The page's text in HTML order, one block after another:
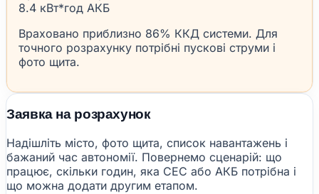
8.4 кВт*год АКБ
Враховано приблизно 86% ККД системи. Для
точного розрахунку потрібні пускові струми і
фото щита.
Заявка на розрахунок
Надішліть місто, фото щита, список навантажень і
бажаний час автономії. Повернемо сценарій: що
працює, скільки годин, яка СЕС або АКБ потрібна і
що можна додати другим етапом.